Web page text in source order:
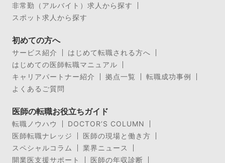
非常勤（アルバイト）求人から探す
スポット求人から探す
初めての方へ
サービス紹介
はじめて転職される方へ
はじめての医師転職マニュアル
キャリアパートナー紹介
拠点一覧
転職成功事例
よくあるご質問
医師の転職お役立ちガイド
転職ノウハウ
DOCTOR’S COLUMN
医師転職ナレッジ
医師の現場と働き方
スペシャルコラム
業界ニュース
開業医支援サポート
医師の年収診断